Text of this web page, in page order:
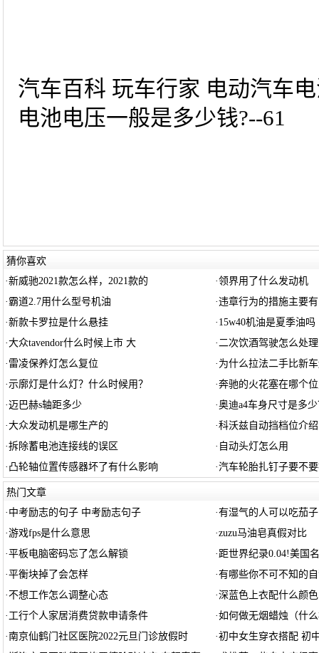
汽车百科 玩车行家 电动汽车
电池电压一般是多少钱?--61
猜你喜欢
·新威驰2021款怎么样，2021款的 ·领界用了什么发动机
·霸道2.7用什么型号机油 ·违章行为的措施主要
·新款卡罗拉是什么悬挂 · 15w40机油是夏季油吗
·大众tavendor什么时候上市 大 ·二次饮酒驾驶怎么处
· 雷凌保养灯怎么复位 · 为什么拉法二手比新
·示廓灯是什么灯？什么时候用？ ·奔驰的火花塞在哪个
·迈巴赫s轴距多少 ·奥迪a4车身尺寸是多
·大众发动机是哪生产的 ·科沃兹自动挡档位介绍
·拆除蓄电池连接线的误区 · 自动头灯怎么用
· 凸轮轴位置传感器坏了有什么影响 ·汽车轮胎扎钉子要不
热门文章
· 中考励志的句子 中考励志句子 ·有湿气的人可以吃茄
·游戏fps是什么意思 ·zuzu马油皂真假对比
·平板电脑密码忘了怎么解锁 · 距世界纪录0.04!美国
·平衡块掉了会怎样 ·有哪些你不可不知的
·不想工作怎么调整心态 ·深蓝色上衣配什么颜
· 工行个人家居消费贷款申请条件 ·如何做无烟蜡烛（什
·南京仙鹤门社区医院2022元旦门诊放假时 ·初中女生穿衣搭配 初